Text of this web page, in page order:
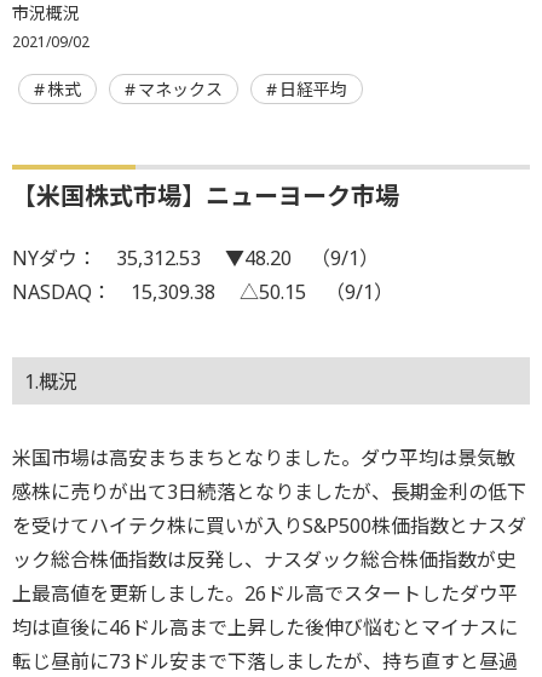
市況概況
2021/09/02
株式 マネックス 日経平均
【米国株式市場】ニューヨーク市場
NYダウ： 35,312.53 ▼48.20 （9/1）
NASDAQ： 15,309.38 △50.15 （9/1）
1.概況
米国市場は高安まちまちとなりました。ダウ平均は景気敏
感株に売りが出て3日続落となりましたが、長期金利の低下
を受けてハイテク株に買いが入りS&P500株価指数とナスダ
ック総合株価指数は反発し、ナスダック総合株価指数が史
上最高値を更新しました。26ドル高でスタートしたダウ平
均は直後に46ドル高まで上昇した後伸び悩むとマイナスに
転じ昼前に73ドル安まで下落しましたが、持ち直すと昼過